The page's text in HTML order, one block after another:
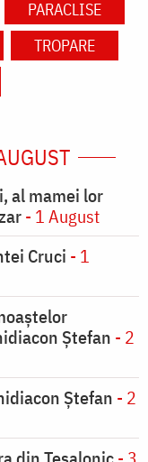
PARACLISE
TROPARE
al mamei lor
- 1 August
Cruci - 1
Ştefan - 2
Ștefan - 2